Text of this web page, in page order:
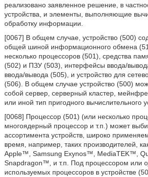
реализовано заявленное решение, в
устройства, и элементы, выполняющие
обработку информации.
[0067] В общем случае, устройство (500)
общей шиной информационного обмена
несколько процессоров (501), средства
(502) и ПЗУ (503), интерфейсы ввода/
ввода/вывода (505), и устройство для
(506). В общем случае устройство (500)
собой сервер, серверный кластер,
или иной тип пригодного вычислительного
[0068] Процессор (501) (или несколько
многоядерный процессор и т.п.) может
ассортимента устройств, широко
время, например, таких производителей,
Apple™, Samsung Exynos™, MediaTEK™,
Snapdragon™, и т.п. Под процессором или
используемых процессоров в устройстве